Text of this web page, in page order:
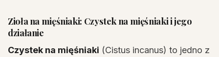
Zioła na mięśniaki: Czystek na mięśniaki i jego
działanie
Czystek na mięśniaki (Cistus incanus) to jedno z